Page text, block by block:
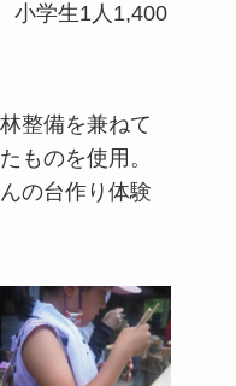
小学生1人1,400
整備を兼ねて
ものを使用。
の台作り体験